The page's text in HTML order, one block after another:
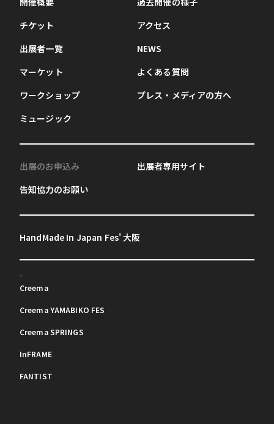
チケット
出展者一覧
マーケット
ワークショップ
ミュージック
アクセス
NEWS
よくある質問
プレス・メディアの方へ
出展のお申込み
告知協力のお願い
出展者専用サイト
HandMade In Japan Fes' 大阪
Creema
Creema YAMABIKO FES
Creema SPRINGS
InFRAME
FANTIST